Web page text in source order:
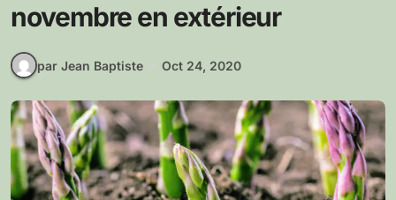
novembre en extérieur
par Jean Baptiste Oct 24, 2020